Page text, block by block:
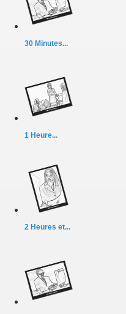
30 Minutes...
1 Heure...
2 Heures et...